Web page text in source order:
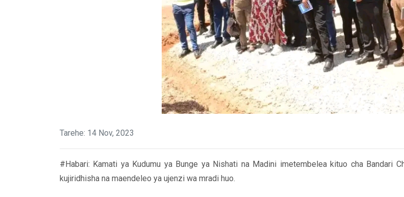
Tarehe: 14 Nov, 2023
#Habari: Kamati ya Kudumu ya Bunge ya Nishati na Madini imetembelea kituo cha Bandari
kujiridhisha na maendeleo ya ujenzi wa mradi huo.